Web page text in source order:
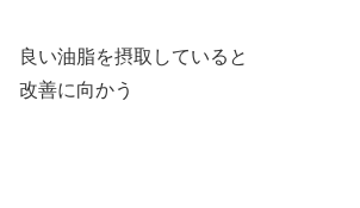
良い油脂を摂取していると
改善に向かう